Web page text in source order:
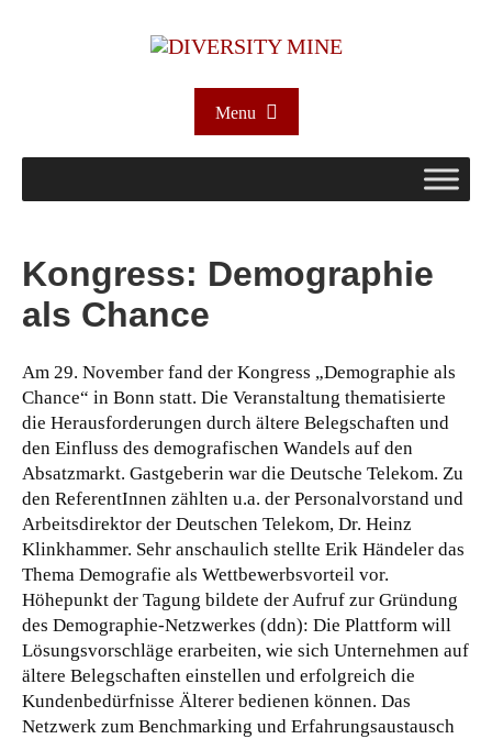
Menu
Kongress: Demographie
als Chance
Am 29. November fand der Kongress „Demographie als
Chance“ in Bonn statt. Die Veranstaltung thematisierte
die Herausforderungen durch ältere Belegschaften und
den Einfluss des demografischen Wandels auf den
Absatzmarkt. Gastgeberin war die Deutsche Telekom. Zu
den ReferentInnen zählten u.a. der Personalvorstand und
Arbeitsdirektor der Deutschen Telekom, Dr. Heinz
Klinkhammer. Sehr anschaulich stellte Erik Händeler das
Thema Demografie als Wettbewerbsvorteil vor.
Höhepunkt der Tagung bildete der Aufruf zur Gründung
des Demographie-Netzwerkes (ddn): Die Plattform will
Lösungsvorschläge erarbeiten, wie sich Unternehmen auf
ältere Belegschaften einstellen und erfolgreich die
Kundenbedürfnisse Älterer bedienen können. Das
Netzwerk zum Benchmarking und Erfahrungsaustausch